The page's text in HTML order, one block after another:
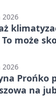
2026
może
2026
Prońko
na